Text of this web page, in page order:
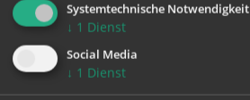
Passwort
Systemtechnische Notwendigkeit
↓ 1 Dienst
Social Media
↓ 1 Dienst